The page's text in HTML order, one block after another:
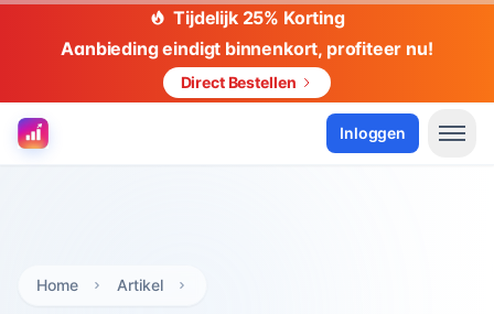
Tijdelijk 25% Korting
Aanbieding eindigt binnenkort, profiteer nu!
Direct Bestellen
Inloggen
Home Artikel